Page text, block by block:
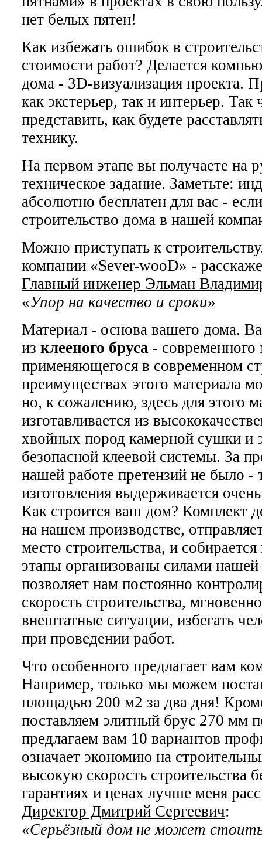
нет белых пятен!
Как избежать ошибок в
стоимости работ? Делается
дома - 3D-визуализация проекта.
как экстерьер, так и интерьер.
представить, как будете
технику.
На первом этапе вы получаете на
техническое задание. Заметьте:
абсолютно бесплатен для вас -
строительство дома в нашей
Можно приступать к
компании «Sever-wooD» -
Главный инженер Эльман
«Упор на качество и сроки»
Материал - основа вашего дома.
из клееного бруса -
применяющегося в современном
преимуществах этого материала
но, к сожалению, здесь для этого
изготавливается из
хвойных пород камерной сушки и
безопасной клеевой системы. За
нашей работе претензий не было -
изготовления выдерживается
Как строится ваш дом? Комплект
на нашем производстве,
место строительства, и
этапы организованы силами
позволяет нам постоянно
скорость строительства,
внештатные ситуации, избегать
при проведении работ.
Что особенного предлагает вам
Например, только мы можем
площадью 200 м2 за два дня!
поставляем элитный брус 270 мм
предлагаем вам 10 вариантов
означает экономию на
высокую скорость строительства
гарантиях и ценах лучше меня
Директор Дмитрий Сергеевич:
«Серьёзный дом не может